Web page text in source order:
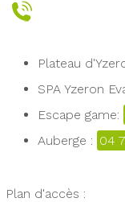
Plateau
SPA Yzeron
Escape game:
Auberge : 04
Plan d'accès :